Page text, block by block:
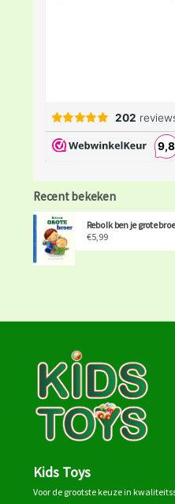
Recent bekeken
Rebo Ik ben je grote
€5,99
Kids Toys
Voor de grootste keuze in